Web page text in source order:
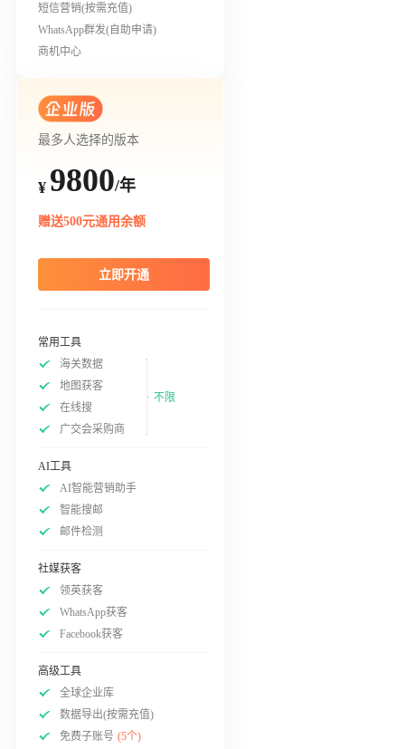
短信营销(按需充值)
WhatsApp群发(自助申请)
商机中心
最多人选择的版本
¥ 9800/年
赠送500元通用余额
立即开通
常用工具
海关数据
地图获客
在线搜
广交会采购商
不限
AI工具
AI智能营销助手
智能搜邮
邮件检测
社媒获客
领英获客
WhatsApp获客
Facebook获客
高级工具
全球企业库
数据导出(按需充值)
免费子账号 (5个)